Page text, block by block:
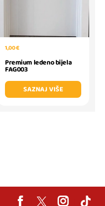
1,00 €
Premium ledeno bijela
FAG003
SAZNAJ VIŠE